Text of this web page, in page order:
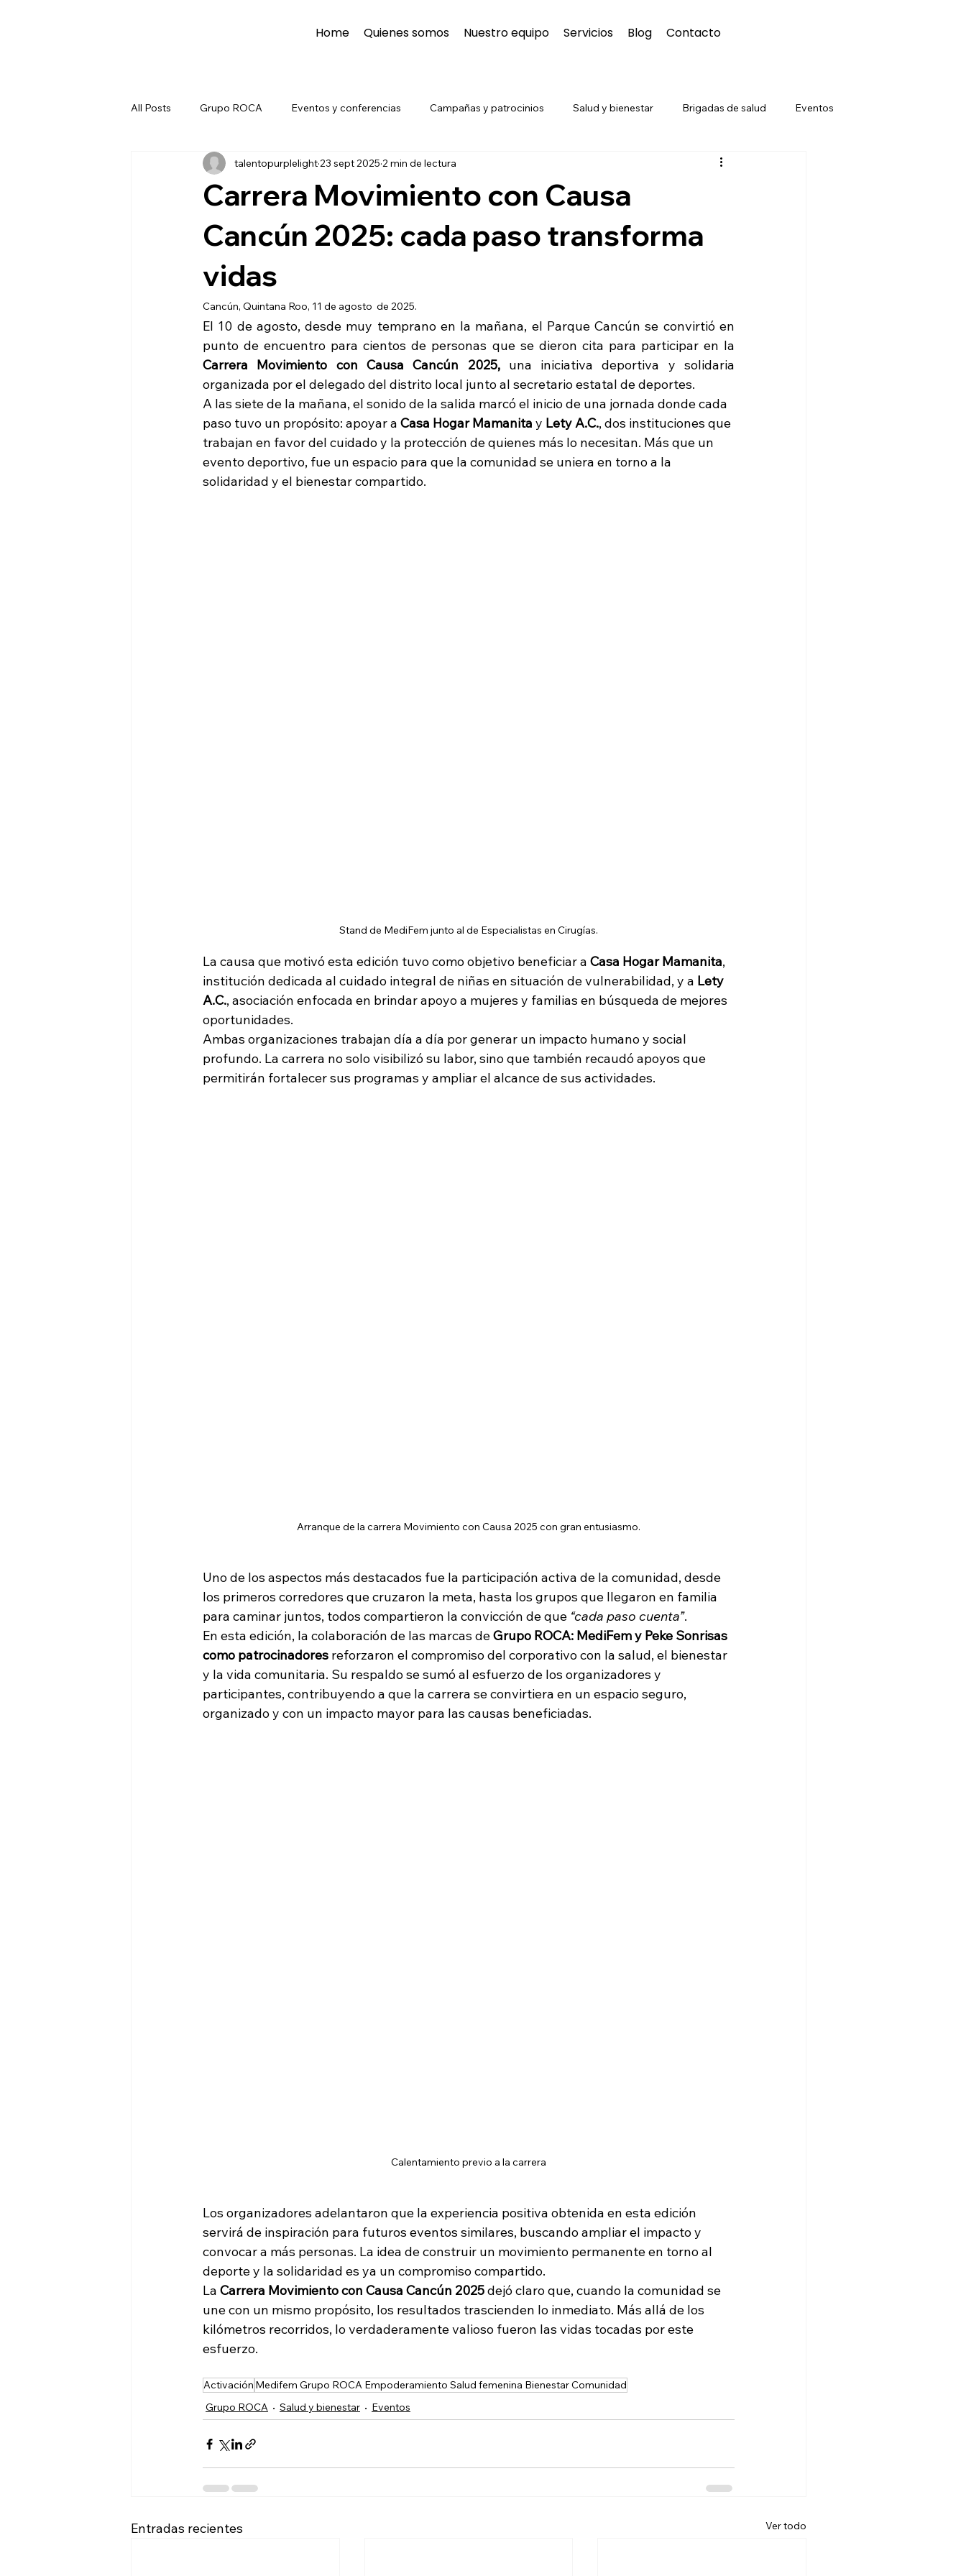
Home Quienes somos Nuestro equipo Servicios Blog Contacto
All Posts Grupo ROCA Eventos y conferencias Campañas y patrocinios Salud y bienestar Brigadas de salud Eventos
Eventos Brigadas de salud Eventos y Conferencias
Carrera Movimiento con Causa
Cancún 2025: cada paso transforma
vidas
talentopurplelight 23 sept 2025 2 min de lectura
Cancún, Quintana Roo, 11 de agosto  de 2025.
El 10 de agosto, desde muy temprano en la mañana, el Parque Cancún se convirtió en
Carrera Movimiento con Causa Cancún 2025, una iniciativa deportiva y solidaria
organizada por el delegado del distrito local junto al secretario estatal de deportes.
A las siete de la mañana, el sonido de la salida marcó el inicio de una jornada donde cada
paso tuvo un propósito: apoyar a Casa Hogar Mamanita y Lety A.C., dos instituciones que
trabajan en favor del cuidado y la protección de quienes más lo necesitan. Más que un
evento deportivo, fue un espacio para que la comunidad se uniera en torno a la
solidaridad y el bienestar compartido.
Stand de MediFem junto al de Especialistas en Cirugías.
La causa que motivó esta edición tuvo como objetivo beneficiar a Casa Hogar Mamanita,
institución dedicada al cuidado integral de niñas en situación de vulnerabilidad, y a Lety
A.C., asociación enfocada en brindar apoyo a mujeres y familias en búsqueda de mejores
oportunidades.
Ambas organizaciones trabajan día a día por generar un impacto humano y social
profundo. La carrera no solo visibilizó su labor, sino que también recaudó apoyos que
permitirán fortalecer sus programas y ampliar el alcance de sus actividades.
Arranque de la carrera Movimiento con Causa 2025 con gran entusiasmo.
Uno de los aspectos más destacados fue la participación activa de la comunidad, desde
los primeros corredores que cruzaron la meta, hasta los grupos que llegaron en familia
para caminar juntos, todos compartieron la convicción de que “cada paso cuenta”.
En esta edición, la colaboración de las marcas de Grupo ROCA: MediFem y Peke Sonrisas
como patrocinadores reforzaron el compromiso del corporativo con la salud, el bienestar
y la vida comunitaria. Su respaldo se sumó al esfuerzo de los organizadores y
participantes, contribuyendo a que la carrera se convirtiera en un espacio seguro,
organizado y con un impacto mayor para las causas beneficiadas.
Calentamiento previo a la carrera
Los organizadores adelantaron que la experiencia positiva obtenida en esta edición
servirá de inspiración para futuros eventos similares, buscando ampliar el impacto y
convocar a más personas. La idea de construir un movimiento permanente en torno al
deporte y la solidaridad es ya un compromiso compartido.
La Carrera Movimiento con Causa Cancún 2025 dejó claro que, cuando la comunidad se
une con un mismo propósito, los resultados trascienden lo inmediato. Más allá de los
kilómetros recorridos, lo verdaderamente valioso fueron las vidas tocadas por este
esfuerzo.
Activación Medifem Grupo ROCA Empoderamiento Salud femenina Bienestar Comunidad
Grupo ROCA
Salud y bienestar Eventos
Entradas recientes Ver todo